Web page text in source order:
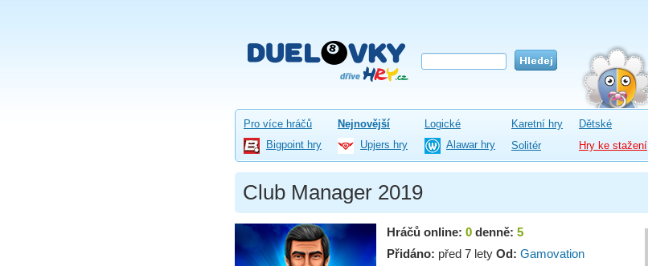
Pro více hráčů Nejnovější Logické Karetní hry Dětské
Bigpoint hry
Upjers hry Alawar hry Solitér Hry ke stažení
Club Manager 2019
Hráčů online: 0 denně: 5
Přidáno: před 7 lety Od: Gamovation